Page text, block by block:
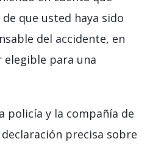
que usted haya sido
del accidente, en
elegible para una
policía y la compañía de
precisa sobre